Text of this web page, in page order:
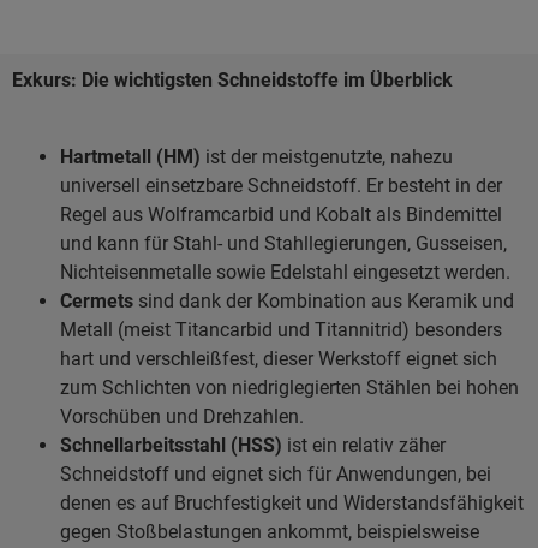
Exkurs: Die wichtigsten Schneidstoffe im Überblick
Hartmetall (HM) ist der meistgenutzte, nahezu
universell einsetzbare Schneidstoff. Er besteht in der
Regel aus Wolframcarbid und Kobalt als Bindemittel
und kann für Stahl- und Stahllegierungen, Gusseisen,
Nichteisenmetalle sowie Edelstahl eingesetzt werden.
Cermets sind dank der Kombination aus Keramik und
Metall (meist Titancarbid und Titannitrid) besonders
hart und verschleißfest, dieser Werkstoff eignet sich
zum Schlichten von niedriglegierten Stählen bei hohen
Vorschüben und Drehzahlen.
Schnellarbeitsstahl (HSS) ist ein relativ zäher
Schneidstoff und eignet sich für Anwendungen, bei
denen es auf Bruchfestigkeit und Widerstandsfähigkeit
gegen Stoßbelastungen ankommt, beispielsweise